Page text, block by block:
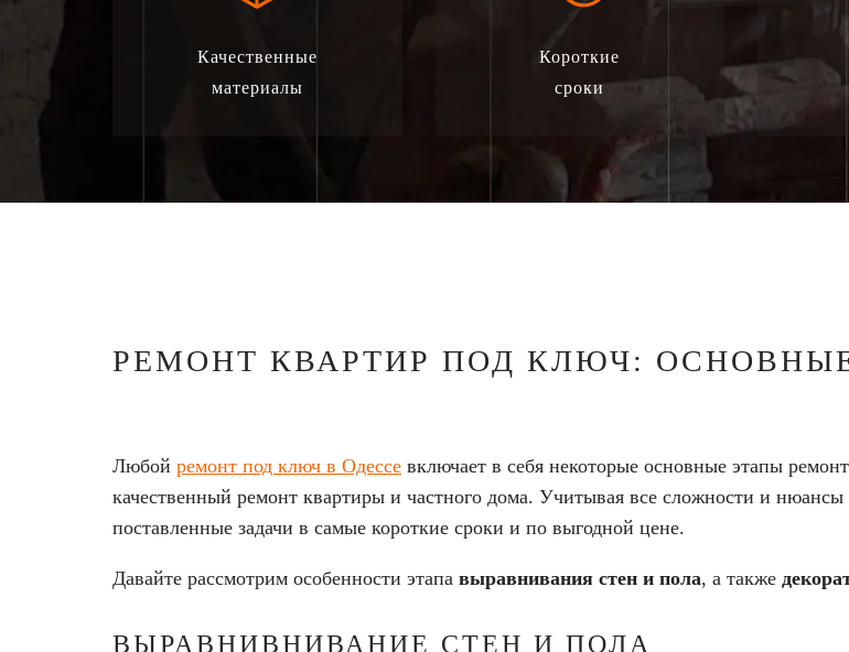
Качественные
материалы
Короткие
сроки
РЕМОНТ КВАРТИР ПОД КЛЮЧ:
Любой ремонт под ключ в Одессе включает в себя некоторые основные этапы
качественный ремонт квартиры и частного дома. Учитывая все сложности и нюансы
поставленные задачи в самые короткие сроки и по выгодной цене.
Давайте рассмотрим особенности этапа выравнивания стен и пола, а также
ВЫРАВНИВНИВАНИЕ СТЕН И ПОЛА